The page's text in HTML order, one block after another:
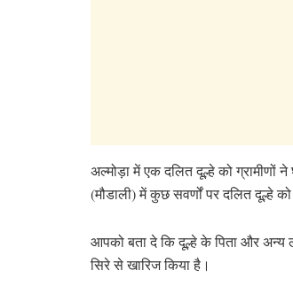
अल्मोड़ा में एक दलित दूल्हे को ग्रामीणों
(मौडाली) में कुछ सवर्णों पर दलित दूल्हे
आपको बता दे कि दूल्हे के पिता और अन्य
सिरे से खारिज किया है।